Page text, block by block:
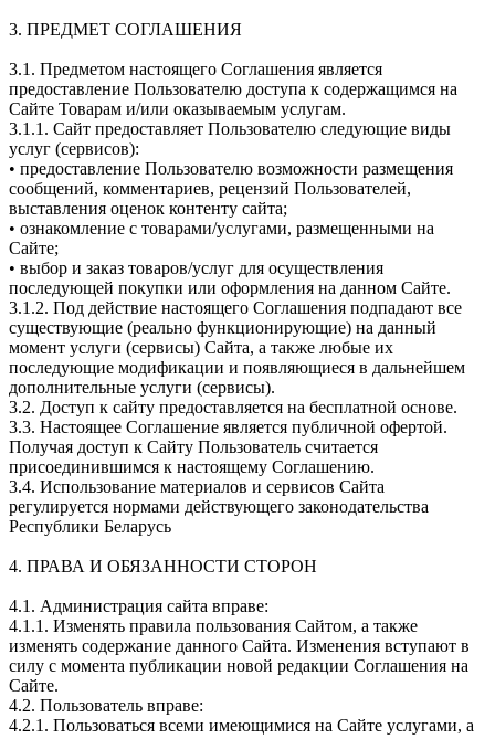
3. ПРЕДМЕТ СОГЛАШЕНИЯ
3.1. Предметом настоящего Соглашения является
предоставление Пользователю доступа к содержащимся на
Сайте Товарам и/или оказываемым услугам.
3.1.1. Сайт предоставляет Пользователю следующие виды
услуг (сервисов):
• предоставление Пользователю возможности размещения
сообщений, комментариев, рецензий Пользователей,
выставления оценок контенту сайта;
• ознакомление с товарами/услугами, размещенными на
Сайте;
• выбор и заказ товаров/услуг для осуществления
последующей покупки или оформления на данном Сайте.
3.1.2. Под действие настоящего Соглашения подпадают все
существующие (реально функционирующие) на данный
момент услуги (сервисы) Сайта, а также любые их
последующие модификации и появляющиеся в дальнейшем
дополнительные услуги (сервисы).
3.2. Доступ к сайту предоставляется на бесплатной основе.
3.3. Настоящее Соглашение является публичной офертой.
Получая доступ к Сайту Пользователь считается
присоединившимся к настоящему Соглашению.
3.4. Использование материалов и сервисов Сайта
регулируется нормами действующего законодательства
Республики Беларусь
4. ПРАВА И ОБЯЗАННОСТИ СТОРОН
4.1. Администрация сайта вправе:
4.1.1. Изменять правила пользования Сайтом, а также
изменять содержание данного Сайта. Изменения вступают в
силу с момента публикации новой редакции Соглашения на
Сайте.
4.2. Пользователь вправе:
4.2.1. Пользоваться всеми имеющимися на Сайте услугами, а